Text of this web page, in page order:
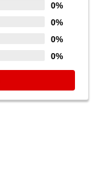
0%
0%
0%
0%